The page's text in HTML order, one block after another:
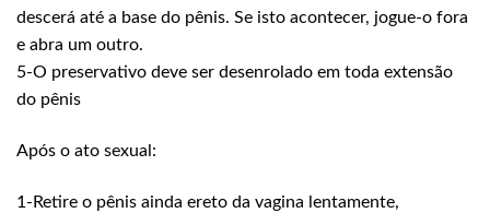
descerá até a base do pênis. Se isto acontecer, jogue-o fora
e abra um outro.
5-O preservativo deve ser desenrolado em toda extensão
do pênis
Após o ato sexual:
1-Retire o pênis ainda ereto da vagina lentamente,